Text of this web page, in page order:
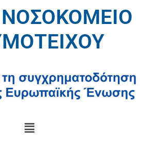
ΝΟΣΟΚΟΜΕΙΟ